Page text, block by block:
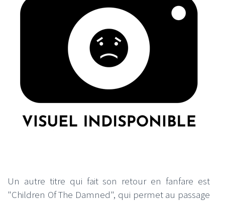
Un autre titre qui fait son retour en fanfare est
"Children Of The Damned", qui permet au passage